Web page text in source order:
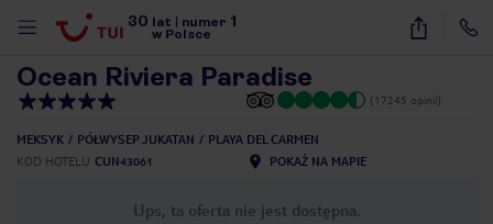
30 lat numer 1
w Polsce
44
Ocean Riviera Paradise
(17245 opinii)
MEKSYK PÓŁWYSEP JUKATAN
PLAYA DEL CARMEN
KOD HOTELU CUN43061 POKAŻ NA MAPIE
Ups, ta oferta nie jest dostępna.